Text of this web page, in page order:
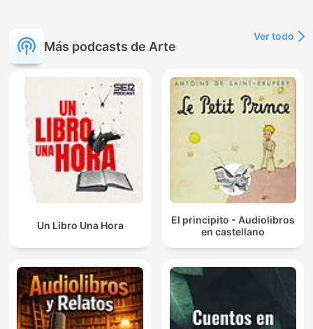
Más podcasts de Arte
Ver todo
Un Libro Una Hora
El principito - Audiolibros
en castellano